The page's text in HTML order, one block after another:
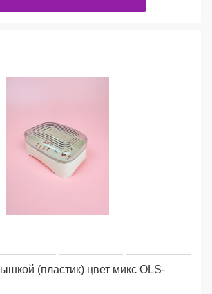
(пластик) цвет микс OLS-